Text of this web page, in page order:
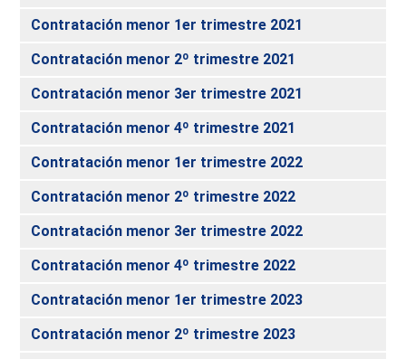
Contratación menor 1er trimestre 2021
Contratación menor 2º trimestre 2021
Contratación menor 3er trimestre 2021
Contratación menor 4º trimestre 2021
Contratación menor 1er trimestre 2022
Contratación menor 2º trimestre 2022
Contratación menor 3er trimestre 2022
Contratación menor 4º trimestre 2022
Contratación menor 1er trimestre 2023
Contratación menor 2º trimestre 2023